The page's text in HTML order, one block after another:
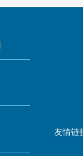
友情链